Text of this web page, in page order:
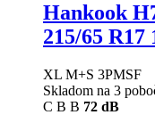
Hankook
215/65 R17
XL M+S 3PMSF
Skladom na 3
C B B 72 dB